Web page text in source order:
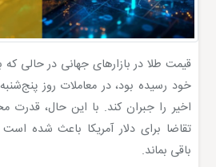
قیمت طلا در بازارهای جهانی در حالی
خود رسیده بود، در معاملات روز
اخیر را جبران کند. با این حال، قدرت
تقاضا برای دلار آمریکا باعث شده است
باقی بماند.